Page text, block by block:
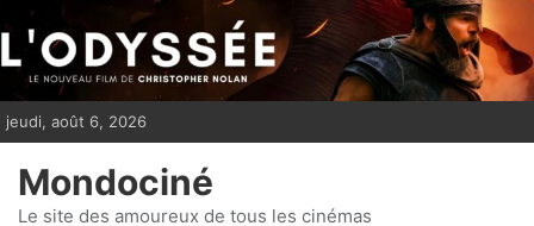
i
p
tjeudi, août 6, 2026
Mondociné
Le site des amoureux de tous les cinémas